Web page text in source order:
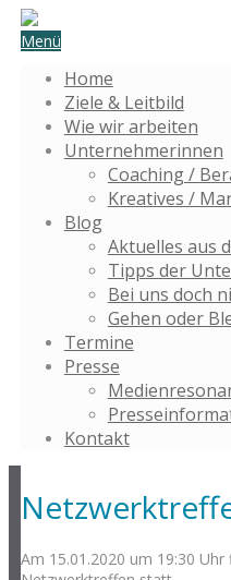
Menü
Home
Ziele & Leitbild
Wie wir arbeiten
Unternehmerinnen
Coaching /
Kreatives /
Blog
Aktuelles aus
Tipps der
Bei uns doch
Gehen oder
Termine
Presse
Kontakt
Am 15.01.2020 um 19:30